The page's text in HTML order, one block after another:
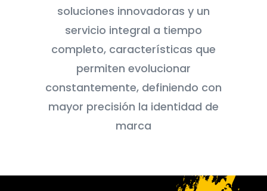
soluciones innovadoras y un
servicio integral a tiempo
completo, características que
permiten evolucionar
constantemente, definiendo con
mayor precisión la identidad de
marca